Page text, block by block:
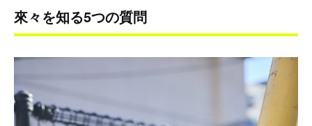
來々を知る5つの質問